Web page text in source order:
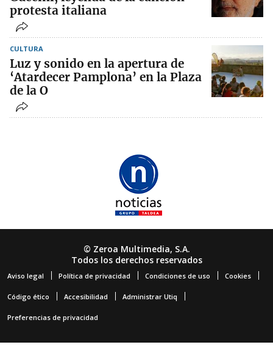
protesta italiana
CULTURA
Luz y sonido en la apertura de
‘Atardecer Pamplona’ en la Plaza
de la O
© Zeroa Multimedia, S.A.
Todos los derechos reservados
Aviso legal Política de privacidad Condiciones de uso Cookies
Código ético Accesibilidad Administrar Utiq
Preferencias de privacidad